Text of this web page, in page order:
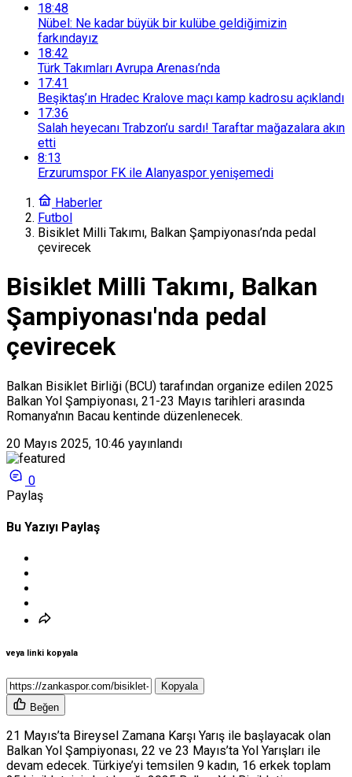
18:48
Nübel: Ne kadar büyük bir kulübe geldiğimizin
farkındayız
18:42
Türk Takımları Avrupa Arenası’nda
17:41
Beşiktaş’ın Hradec Kralove maçı kamp kadrosu açıklandı
17:36
Salah heyecanı Trabzon’u sardı! Taraftar mağazalara akın
etti
8:13
Erzurumspor FK ile Alanyaspor yenişemedi
Haberler
Futbol
Bisiklet Milli Takımı, Balkan Şampiyonası’nda pedal
çevirecek
Bisiklet Milli Takımı, Balkan
Şampiyonası'nda pedal
çevirecek
Balkan Bisiklet Birliği (BCU) tarafından organize edilen 2025
Balkan Yol Şampiyonası, 21-23 Mayıs tarihleri arasında
Romanya'nın Bacau kentinde düzenlenecek.
20 Mayıs 2025, 10:46 yayınlandı
0
Paylaş
Bu Yazıyı Paylaş
veya linki kopyala
Kopyala
Beğen
21 Mayıs’ta Bireysel Zamana Karşı Yarış ile başlayacak olan
Balkan Yol Şampiyonası, 22 ve 23 Mayıs’ta Yol Yarışları ile
devam edecek. Türkiye’yi temsilen 9 kadın, 16 erkek toplam